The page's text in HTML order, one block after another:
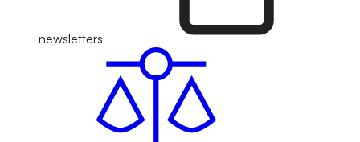
newsletters